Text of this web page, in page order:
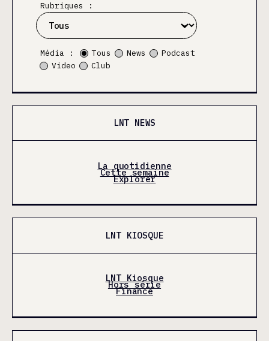
Rubriques :
Média : Tous News
Podcast
Video
Club
LNT NEWS
La quotidienne
Cette semaine
Explorer
LNT KIOSQUE
LNT Kiosque
Hors série
Finance